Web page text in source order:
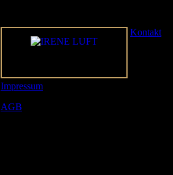
Kontakt
Impressum
AGB